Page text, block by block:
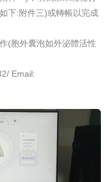
下:附件三)或轉帳以完成
(胞外囊泡如外泌體活性
Email: